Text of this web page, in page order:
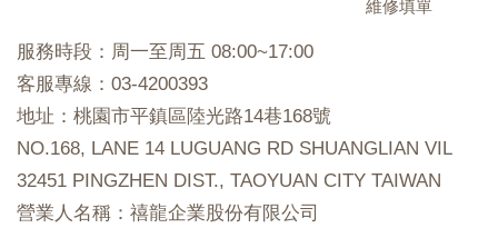
維修填單
服務時段：周一至周五 08:00~17:00
客服專線：03-4200393
地址：桃園市平鎮區陸光路14巷168號
NO.168, LANE 14 LUGUANG RD SHUANGLIAN VIL
32451 PINGZHEN DIST., TAOYUAN CITY TAIWAN
營業人名稱：禧龍企業股份有限公司